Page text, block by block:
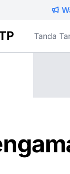
Tanda